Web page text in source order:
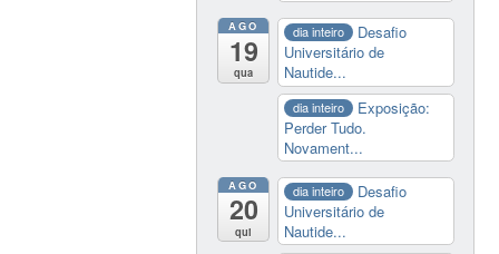
AGO
19
qua
dia inteiro
Desafio
Universitário de
Nautide...
dia inteiro
Exposição:
Perder Tudo.
Novament...
AGO
20
qui
dia inteiro
Desafio
Universitário de
Nautide...